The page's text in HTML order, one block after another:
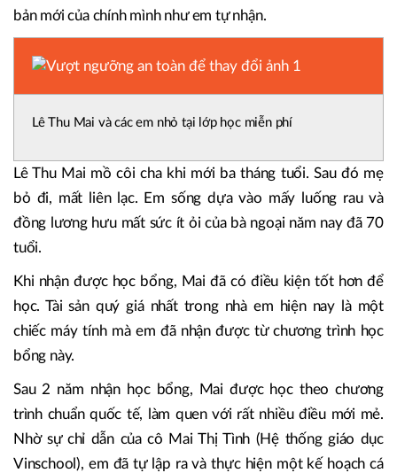
bản mới của chính mình như em tự nhận.
Lê Thu Mai và các em nhỏ tại lớp học miễn phí
Lê Thu Mai mồ côi cha khi mới ba tháng tuổi. Sau đó mẹ
bỏ đi, mất liên lạc. Em sống dựa vào mấy luống rau và
đồng lương hưu mất sức ít ỏi của bà ngoại năm nay đã 70
tuổi.
Khi nhận được học bổng, Mai đã có điều kiện tốt hơn để
học. Tài sản quý giá nhất trong nhà em hiện nay là một
chiếc máy tính mà em đã nhận được từ chương trình học
bổng này.
Sau 2 năm nhận học bổng, Mai được học theo chương
trình chuẩn quốc tế, làm quen với rất nhiều điều mới mẻ.
Nhờ sự chỉ dẫn của cô Mai Thị Tình (Hệ thống giáo dục
Vinschool), em đã tự lập ra và thực hiện một kế hoạch cá